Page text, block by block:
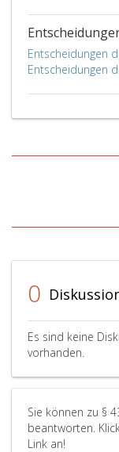
Entscheidungen
Entscheidungen
0
Es sind keine
vorhanden.
Sie können zu §
beantworten.
Link an!